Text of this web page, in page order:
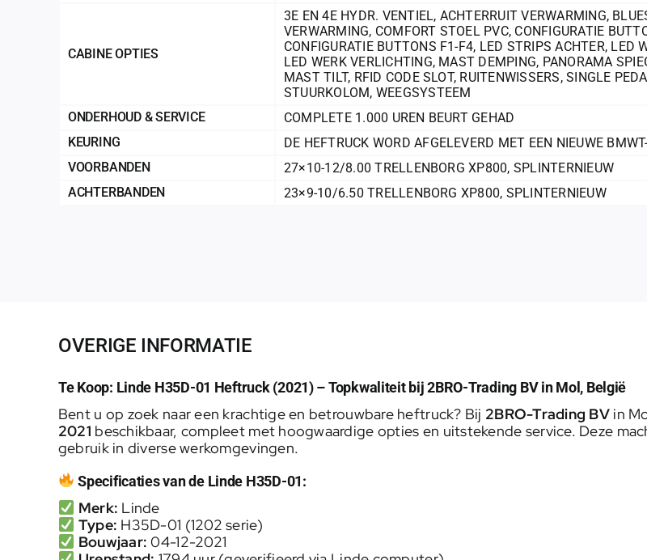
CABINE OPTIES
3E EN 4E HYDR. VENTIEL, ACHTERRUIT VERWARMING,
VERWARMING, COMFORT STOEL PVC, CONFIGURATIE
CONFIGURATIE BUTTONS F1-F4, LED STRIPS ACHTER, LED
LED WERK VERLICHTING, MAST DEMPING, PANORAMA
MAST TILT, RFID CODE SLOT, RUITENWISSERS,SINGLE
STUURKOLOM, WEEGSYSTEEM
ONDERHOUD & SERVICE
COMPLETE 1.000 UREN BEURT GEHAD
KEURING
DE HEFTRUCK WORD AFGELEVERD MET EEN NIEUWE
VOORBANDEN
27×10-12/8.00 TRELLENBORG XP800, SPLINTERNIEUW
ACHTERBANDEN
23×9-10/6.50 TRELLENBORG XP800, SPLINTERNIEUW
OVERIGE INFORMATIE
Te Koop: Linde H35D-01 Heftruck (2021) – Topkwaliteit bij 2BRO-Trading BV in Mol, België
Bent u op zoek naar een krachtige en betrouwbare heftruck? Bij 2BRO-Trading BV in
2021 beschikbaar, compleet met hoogwaardige opties en uitstekende service. Deze
gebruik in diverse werkomgevingen.
Specificaties van de Linde H35D-01:
Merk: Linde
Type: H35D-01 (1202 serie)
Bouwjaar: 04-12-2021